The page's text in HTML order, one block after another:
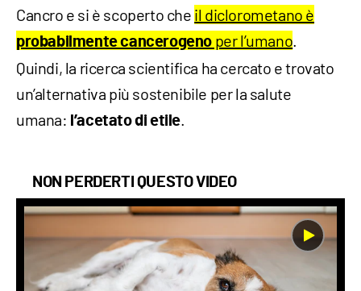
Cancro e si è scoperto che il diclorometano è
probabilmente cancerogeno per l’umano.
Quindi, la ricerca scientifica ha cercato e trovato
un’alternativa più sostenibile per la salute
umana: l’acetatodi etile.
NON PERDERTI QUESTO VIDEO